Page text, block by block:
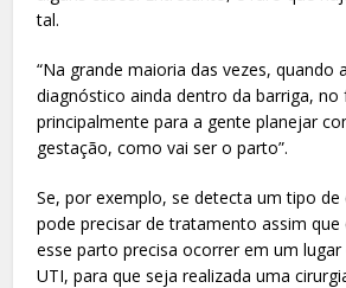
tal.
“Na grande maioria das vezes, quando
diagnóstico ainda dentro da barriga, no
principalmente para a gente planejar
gestação, como vai ser o parto”.
Se, por exemplo, se detecta um tipo de
pode precisar de tratamento assim que
esse parto precisa ocorrer em um
UTI, para que seja realizada uma